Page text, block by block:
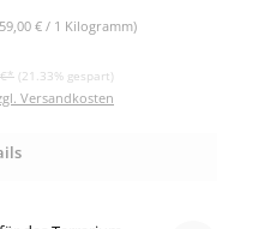
€ / 1 Kilogramm)
€* (21.33% gespart)
Versandkosten